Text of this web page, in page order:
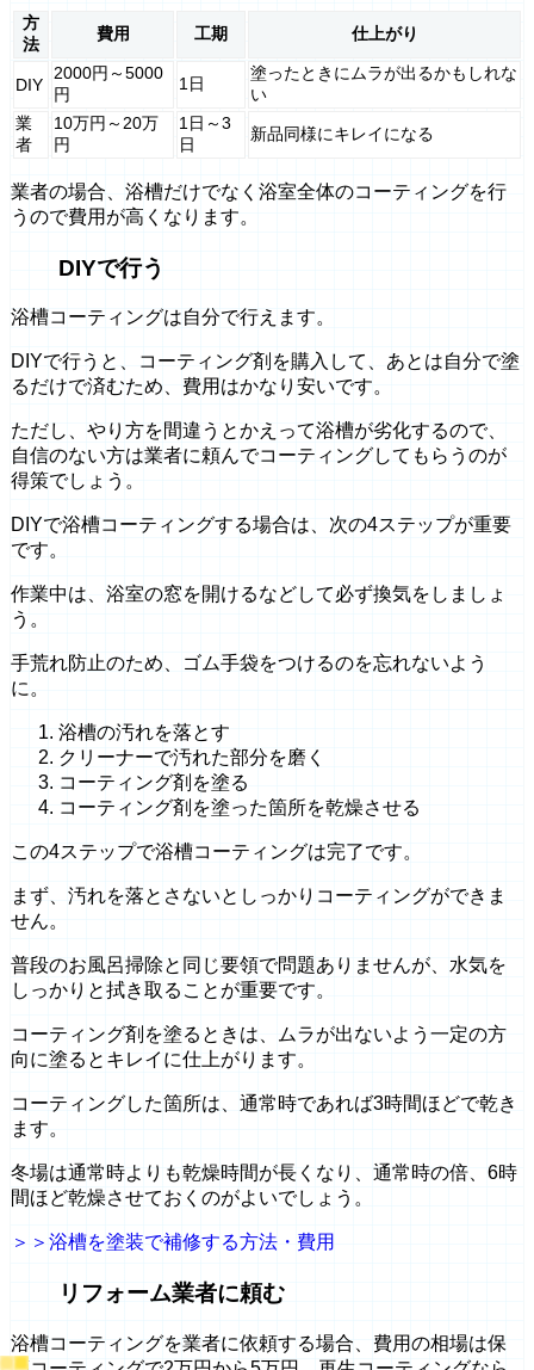
方
法
費用 工期 仕上がり
DIY
2000円～5000
円
1日
塗ったときにムラが出るかもしれな
い
業
者
10万円～20万
円
1日～3
日
新品同様にキレイになる
業者の場合、浴槽だけでなく浴室全体のコーティングを行
うので費用が高くなります。
DIYで行う
浴槽コーティングは自分で行えます。
DIYで行うと、コーティング剤を購入して、あとは自分で塗
るだけで済むため、費用はかなり安いです。
ただし、やり方を間違うとかえって浴槽が劣化するので、
自信のない方は業者に頼んでコーティングしてもらうのが
得策でしょう。
DIYで浴槽コーティングする場合は、次の4ステップが重要
です。
作業中は、浴室の窓を開けるなどして必ず換気をしましょ
う。
手荒れ防止のため、ゴム手袋をつけるのを忘れないよう
に。
浴槽の汚れを落とす
クリーナーで汚れた部分を磨く
コーティング剤を塗る
コーティング剤を塗った箇所を乾燥させる
この4ステップで浴槽コーティングは完了です。
まず、汚れを落とさないとしっかりコーティングができま
せん。
普段のお風呂掃除と同じ要領で問題ありませんが、水気を
しっかりと拭き取ることが重要です。
コーティング剤を塗るときは、ムラが出ないよう一定の方
向に塗るとキレイに仕上がります。
コーティングした箇所は、通常時であれば3時間ほどで乾き
ます。
冬場は通常時よりも乾燥時間が長くなり、通常時の倍、6時
間ほど乾燥させておくのがよいでしょう。
＞＞浴槽を塗装で補修する方法・費用
リフォーム業者に頼む
浴槽コーティングを業者に依頼する場合、費用の相場は保